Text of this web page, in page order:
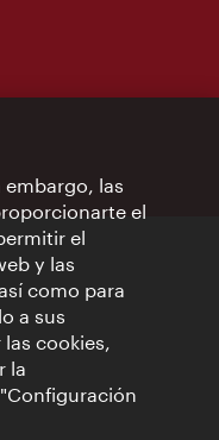
embargo, las
el
el
y las
como para
a sus
cookies,
la